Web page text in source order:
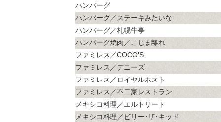
ハンバーグ
ハンバーグ／ステーキみたいな
ハンバーグ／札幌牛亭
ハンバーグ焼肉／こじま離れ
ファミレス／COCO'S
ファミレス／デニーズ
ファミレス／ロイヤルホスト
ファミレス／不二家レストラン
メキシコ料理／エルトリート
メキシコ料理／ビリー･ザ･キッド